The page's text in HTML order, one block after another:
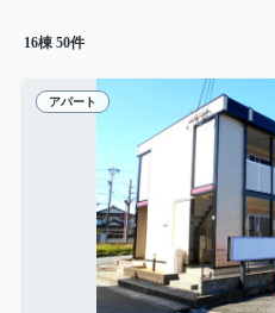
16棟 50件
アパート